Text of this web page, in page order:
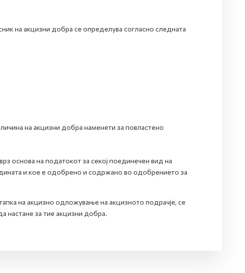
на акцизни добра се определува согласно следната
на акцизни добра наменети за повластено
основа на податокот за секој поединечен вид на
и кое е одобрено и содржано во одобрението за
на акцизно одложување на акцизното подрачје, се
настане за тие акцизни добра.